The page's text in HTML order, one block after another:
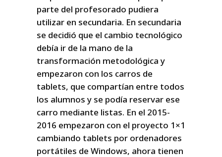
parte del profesorado pudiera
utilizar en secundaria. En secundaria
se decidió que el cambio tecnológico
debía ir de la mano de la
transformación metodológica y
empezaron con los carros de
tablets, que compartían entre todos
los alumnos y se podía reservar ese
carro mediante listas. En el 2015-
2016 empezaron con el proyecto 1×1
cambiando tablets por ordenadores
portátiles de Windows, ahora tienen